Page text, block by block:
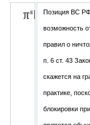
Позиция ВС РФ
возможность
правил о
п. 6 ст. 43
скажется на
практике,
блокировки